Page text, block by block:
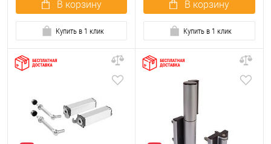
В корзину
Купить в 1 клик
В корзину
Купить в 1 клик